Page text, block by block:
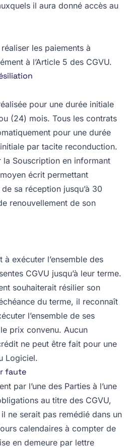
il aura donné accès au
les paiements à
à l’Article 5 des CGVU.
pour une durée initiale
(24) mois. Tous les contrats
pour une durée
par tacite reconduction.
la Souscription en informant
écrit permettant
sa réception jusqu’à 30
renouvellement de son
à exécuter l’ensemble des
CGVU jusqu’à leur terme.
souhaiterait résilier son
du terme, il reconnaît
l’ensemble de ses
prix convenu. Aucun
ne peut être fait pour une
Logiciel.
faute
par l’une des Parties à l’une
au titre des CGVU,
ne serait pas remédié dans un
calendaires à compter de
en demeure par lettre